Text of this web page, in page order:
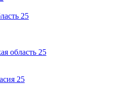
25
область 25
25